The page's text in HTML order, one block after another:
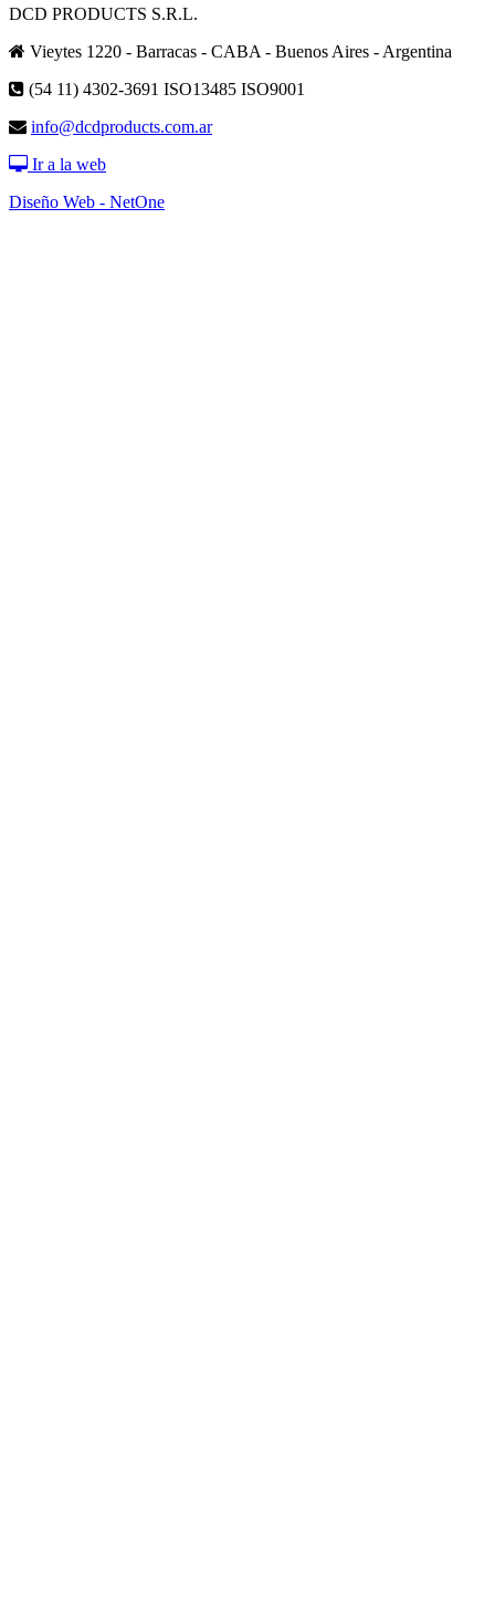
DCD PRODUCTS S.R.L.
Vieytes 1220 - Barracas - CABA - Buenos Aires - Argentina
(54 11) 4302-3691 ISO13485 ISO9001
info@dcdproducts.com.ar
Ir a la web
Diseño Web - NetOne